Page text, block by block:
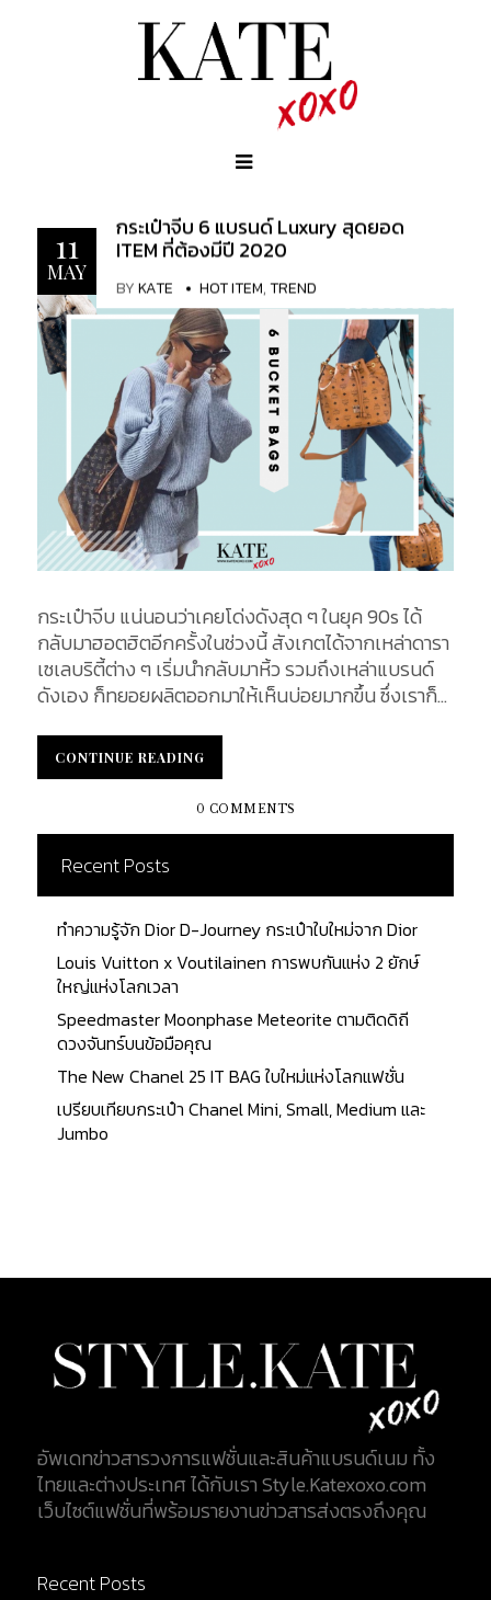
11
MAY
กระเป๋าจีบ 6 แบรนด์ Luxury สุดยอด
ITEM ที่ต้องมีปี 2020
BYKATE HOT ITEM, TREND
กระเป๋าจีบ แน่นอนว่าเคยโด่งดังสุด ๆ ในยุค 90s ได้
กลับมาฮอตฮิตอีกครั้งในช่วงนี้ สังเกตได้จากเหล่าดารา
เซเลบริตี้ต่าง ๆ เริ่มนำกลับมาหิ้ว รวมถึงเหล่าแบรนด์
ดังเอง ก็ทยอยผลิตออกมาให้เห็นบ่อยมากขึ้น ซึ่งเราก็
ๆ ต่างหมายปอง ซึ่งปฏิเสธไม่ได้เลยว่าถ้าหากพูดถึง
กระเป๋าทรงจีบสุดฮอตเมื่อไหร่ ต้องไม่พลาดแบรนด์
เหล่านี้ที่เราจะพูดถึงอย่างแน่นอน! ซึ่งจะมีแบรนด์ไหนน่า
สนใจบ้างนั้น ตามไปหาคำตอบที่สุดของกระเป๋าสุดคิวท์
ที่คุณไม่ควรพลาดได้ที่นี่เลยค่ะ แบรนด์เครื่องหนังที่ขึ้น
ชื่อในเรื่องของกระเป๋าสุดหรูนี้ ก็ไม่พลาดที่จะเสิร์ฟ
"กระเป๋าจีบหลุยส์" มาให้ได้เลือกกันถึง 2 รุ่น อย่างรุ่น
แรก Neo Noe เป็นรุ่นที่ฮอตฮิตอย่างมากอันดับต้น ๆ
ของคนที่ต้องการกระเป๋าทรงนี้เลยก็ว่าได้ โดยตัว
กระเป๋าผลิตจากผ้าใบแคนวาสที่ดูแลรักษาง่ายสุด ๆ
ขนาด MM มาด้วยขนาดยาว 26 ซม. สูง 26 ซม. และลึก
17.5 ซม. ราคา 1,700 ดอลลาร์สหรัฐ หรือประมาณ
55,100 บาท Size of Louis Vuitton Neo Noe ซึ่ง
ปัจจุบันนี้ กระเป๋าจีบ LV ก็มีหลากหลายดีไซน์มาก ไม่ว่า
จะเป็นลาย Monogram สุดคลาสสิก หรือลายตาราง
Damier ที่คุ้นตา วัสดุที่ใช้ทำกระเป๋ามีทั้งผ้าแคนวาส และ
CONTINUE READING
CONTINUE READING
0 COMMENTS
Recent Posts
ทำความรู้จัก Dior D-Journey กระเป๋าใบใหม่จาก Dior
Louis Vuitton x Voutilainen การพบกันแห่ง 2 ยักษ์
ใหญ่แห่งโลกเวลา
Speedmaster Moonphase Meteorite ตามติดดิถี
ดวงจันทร์บนข้อมือคุณ
The New Chanel 25 IT BAG ใบใหม่แห่งโลกแฟชั่น
เปรียบเทียบกระเป๋า Chanel Mini, Small, Medium และ
Jumbo
อัพเดทข่าวสารวงการแฟชั่นและสินค้าแบรนด์เนม ทั้ง
ไทยและต่างประเทศ ได้กับเรา Style.Katexoxo.com
เว็บไซต์แฟชั่นที่พร้อมรายงานข่าวสารส่งตรงถึงคุณ
Recent Posts